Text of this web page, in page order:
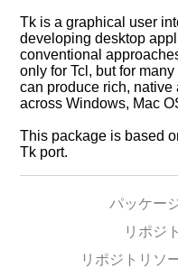
Tk is a graphical user
developing desktop
conventional
only for Tcl, but for
can produce rich,
across Windows, Mac
This package is based
Tk port.
パッケー
リポジ
リポジトリソ